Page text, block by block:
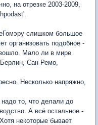
на отрезке 2003-2009,
слишком большое
организовать подобное -
Мало ли в мире
Сан-Ремо,
Несколько напряжно,
то, что делали до
А всё остальное -
некоторые бывает